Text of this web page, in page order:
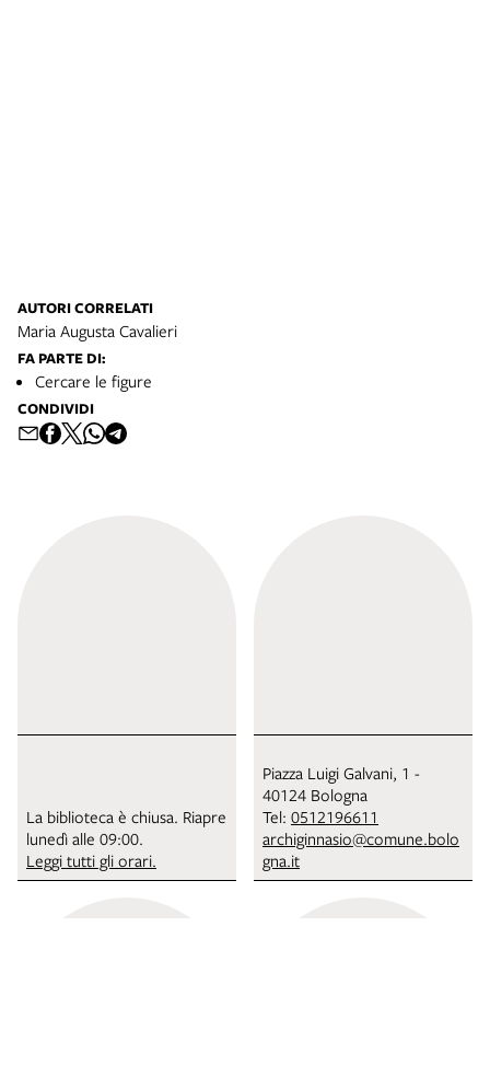
AUTORI CORRELATI
Maria Augusta Cavalieri
FA PARTE DI:
Cercare le figure
CONDIVIDI
La biblioteca è chiusa. Riapre
lunedì alle 09:00.
Leggi tutti gli orari.
Piazza Luigi Galvani, 1 -
40124 Bologna
Tel: 0512196611
archiginnasio@comune.bolo
gna.it